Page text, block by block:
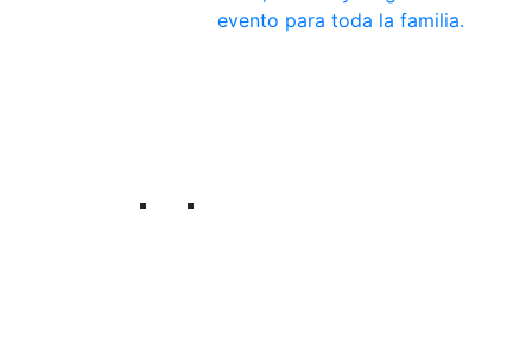
evento para toda la familia.